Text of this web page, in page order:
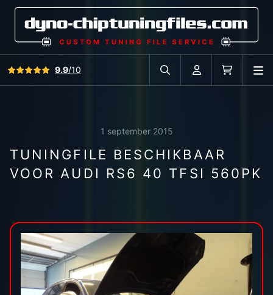
Bekijk alle reviews
9.9/10
Zoek in autodatabase
Account
1 september 2015
TUNINGFILE BESCHIKBAAR
VOOR AUDI RS6 40 TFSI 560PK